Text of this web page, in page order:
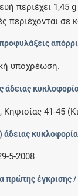
περιέχει 1,45
περιέχονται σε
προφυλάξεις
υποχρέωση.
άδειας
Κηφισίας 41-45
άδειας
5-2008
πρώτης έγκρισης